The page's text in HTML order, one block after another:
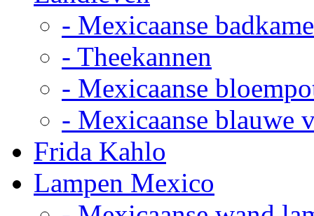
- Mexicaanse
- Theekannen
- Mexicaanse
- Mexicaanse blauwe
Frida Kahlo
Lampen Mexico